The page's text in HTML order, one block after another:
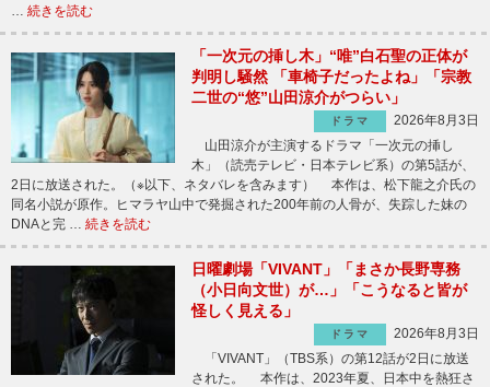
続きを読む
「一次元の挿し木」“唯”白石聖の正体が
判明し騒然 「車椅子だったよね」「宗教
二世の“悠”山田涼介がつらい」
ドラマ
2026年8月3日
山田涼介が主演するドラマ「一次元の挿し
木」（読売テレビ・日本テレビ系）の第5話が、
2日に放送された。（※以下、ネタバレを含みます） 本作は、松下龍之介氏の
同名小説が原作。ヒマラヤ山中で発掘された200年前の人骨が、失踪した妹の
DNAと完 … 続きを読む
日曜劇場「VIVANT」「まさか長野専務
（小日向文世）が…」「こうなると皆が
怪しく見える」
ドラマ
2026年8月3日
「VIVANT」（TBS系）の第12話が2日に放送
された。 本作は、2023年夏、日本中を熱狂さ